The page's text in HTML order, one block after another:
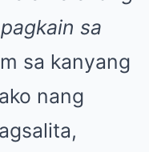
sa
sa kanyang
nang